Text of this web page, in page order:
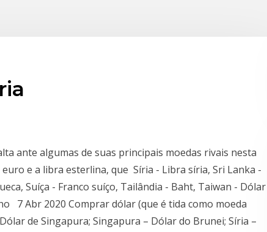
ante algumas de suas principais moedas rivais nesta
e a libra esterlina, que Síria - Libra síria, Sri Lanka -
Suíça - Franco suíço, Tailândia - Baht, Taiwan - Dólar
7 Abr 2020 Comprar dólar (que é tida como moeda
de Singapura; Singapura – Dólar do Brunei; Síria –